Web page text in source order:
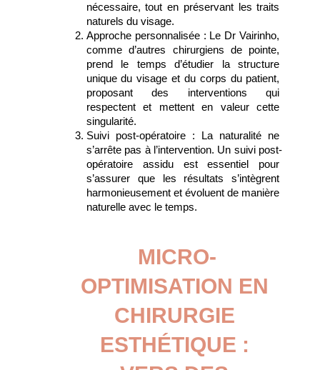
nécessaire, tout en préservant les traits
naturels du visage.
Approche personnalisée : Le Dr Vairinho,
comme d’autres chirurgiens de pointe,
prend le temps d’étudier la structure
unique du visage et du corps du patient,
proposant des interventions qui
respectent et mettent en valeur cette
singularité.
Suivi post-opératoire : La naturalité ne
s’arrête pas à l’intervention. Un suivi post-
opératoire assidu est essentiel pour
s’assurer que les résultats s’intègrent
harmonieusement et évoluent de manière
naturelle avec le temps.
MICRO-
OPTIMISATION EN
CHIRURGIE
ESTHÉTIQUE :